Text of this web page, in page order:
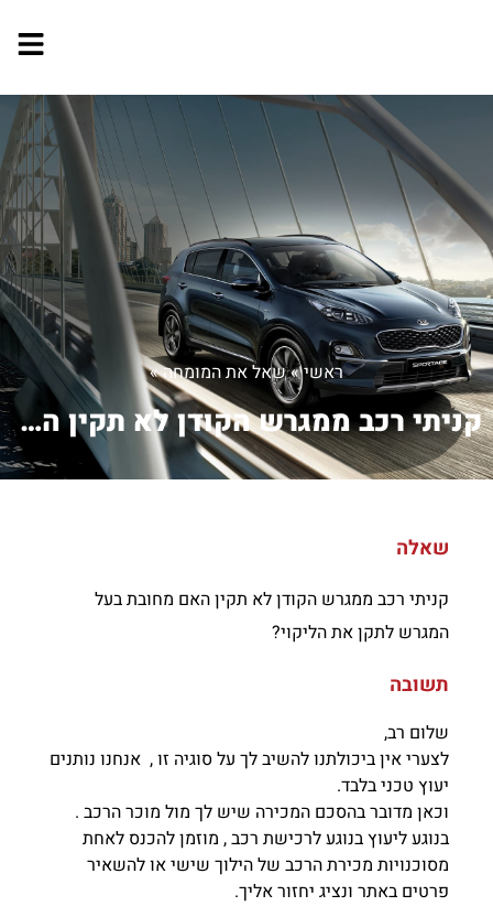
ראשי»שאל את המומחה»
קניתי רכב ממגרש הקודן לא תקין האם מחו...
שאלה
קניתי רכב ממגרש הקודן לא תקין האם מחובת בעל
המגרש לתקן את הליקוי?
תשובה
שלום רב,
לצערי אין ביכולתנו להשיב לך על סוגיה זו , אנחנו נותנים
יעוץ טכני בלבד.
וכאן מדובר בהסכם המכירה שיש לך מול מוכר הרכב .
בנוגע ליעוץ בנוגע לרכישת רכב , מוזמן להכנס לאחת
מסוכנויות מכירת הרכב של הילוך שישי או להשאיר
פרטים באתר ונציג יחזור אליך.